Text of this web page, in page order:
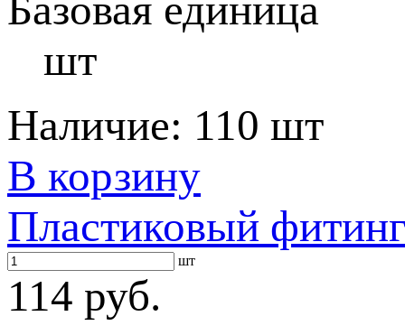
Базовая единица
шт
Наличие: 110 шт
В корзину
Пластиковый
шт
114 руб.